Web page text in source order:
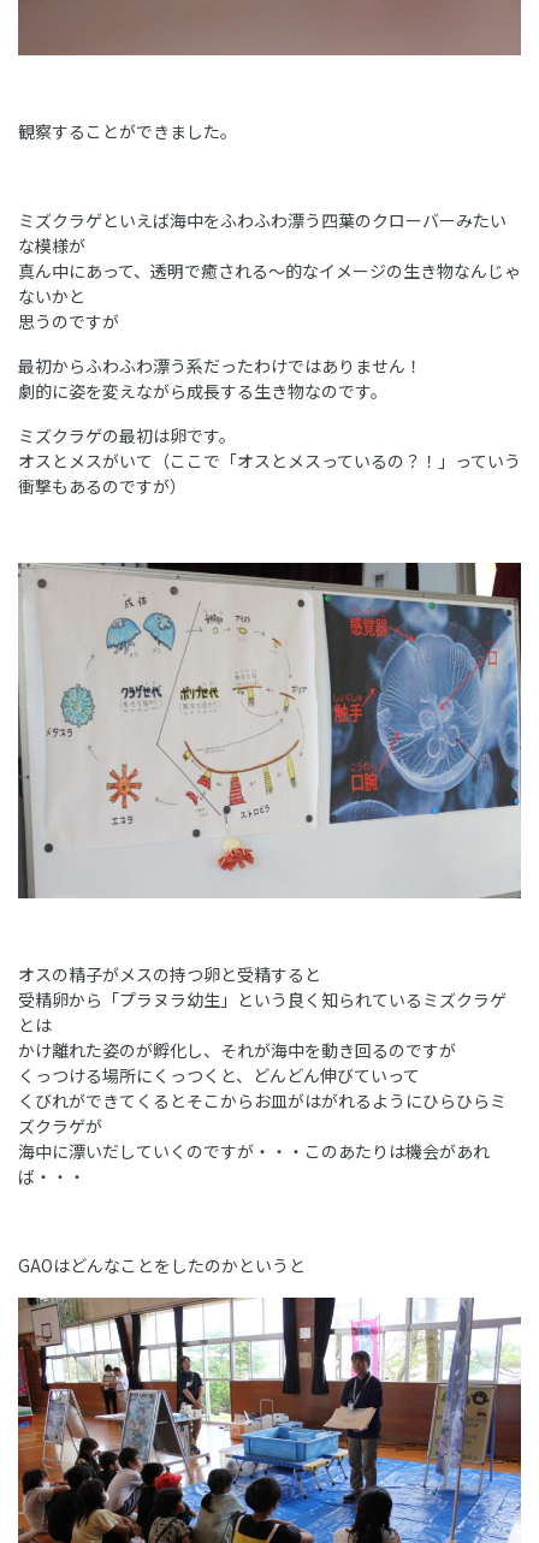
観察することができました。
ミズクラゲといえば海中をふわふわ漂う四葉のクローバーみたい
な模様が
真ん中にあって、透明で癒される～的なイメージの生き物なんじゃ
ないかと
思うのですが
最初からふわふわ漂う系だったわけではありません！
劇的に姿を変えながら成長する生き物なのです。
ミズクラゲの最初は卵です。
オスとメスがいて（ここで「オスとメスっているの？！」っていう
衝撃もあるのですが）
オスの精子がメスの持つ卵と受精すると
受精卵から「プラヌラ幼生」という良く知られているミズクラゲ
とは
かけ離れた姿のが孵化し、それが海中を動き回るのですが
くっつける場所にくっつくと、どんどん伸びていって
くびれができてくるとそこからお皿がはがれるようにひらひらミ
ズクラゲが
海中に漂いだしていくのですが・・・このあたりは機会があれ
ば・・・
GAOはどんなことをしたのかというと